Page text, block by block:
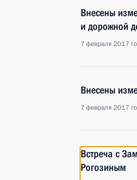
Внесены
и дорожной
7 февраля 2017
Внесены
7 февраля 2017
Встреча с
Рогозиным